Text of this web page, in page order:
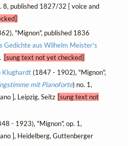
8, published 1827/32 [ voice and
"Mignon", published 1836
Gedichte aus Wilhelm Meister's
[sung text not yet checked]
Klughardt(1847 - 1902), "Mignon",
mit Pianoforte) no. 1,
], Leipzig, Seitz [sung text not
- 1923), "Mignon", op. 1,
], Heidelberg, Guttenberger